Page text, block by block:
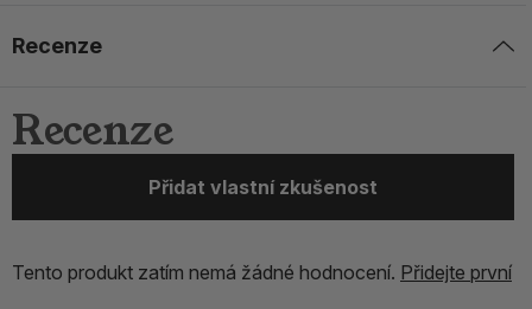
Recenze
Recenze
Přidat vlastní zkušenost
Tento produkt zatím nemá žádné hodnocení. Přidejte první